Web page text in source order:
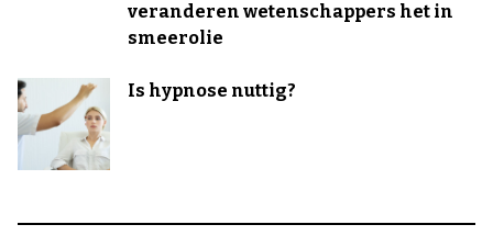
veranderen wetenschappers het in
smeerolie
Is hypnose nuttig?